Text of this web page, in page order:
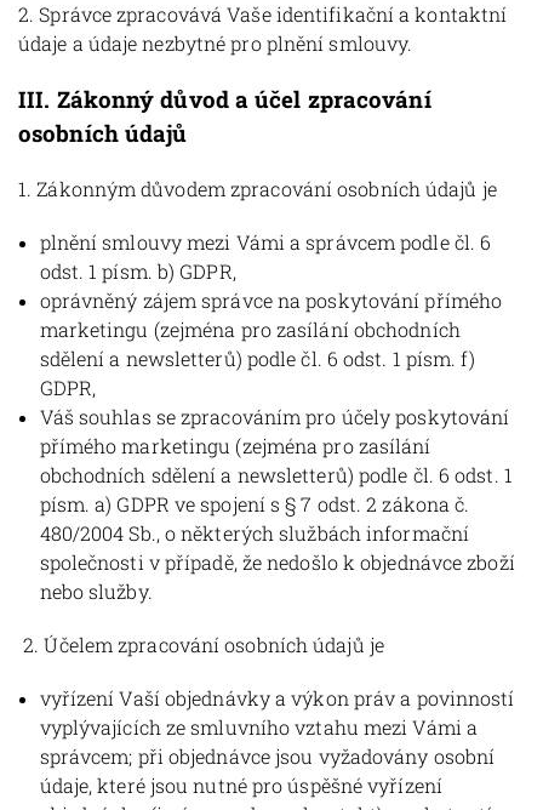
2. Správce zpracovává Vaše identifikační a kontaktní
údaje a údaje nezbytné pro plnění smlouvy.
III. Zákonný důvod a účel zpracování
osobních údajů
1. Zákonným důvodem zpracování osobních údajů je
plnění smlouvy mezi Vámi a správcem podle čl. 6
odst. 1 písm. b) GDPR,
oprávněný zájem správce na poskytování přímého
marketingu (zejména pro zasílání obchodních
sdělení a newsletterů) podle čl. 6 odst. 1 písm. f)
GDPR,
Váš souhlas se zpracováním pro účely poskytování
přímého marketingu (zejména pro zasílání
obchodních sdělení a newsletterů) podle čl. 6 odst. 1
písm. a) GDPR ve spojení s § 7 odst. 2 zákona č.
480/2004 Sb., o některých službách informační
společnosti v případě, že nedošlo k objednávce zboží
nebo služby.
2. Účelem zpracování osobních údajů je
vyřízení Vaší objednávky a výkon práv a povinností
vyplývajících ze smluvního vztahu mezi Vámi a
správcem; při objednávce jsou vyžadovány osobní
údaje, které jsou nutné pro úspěšné vyřízení